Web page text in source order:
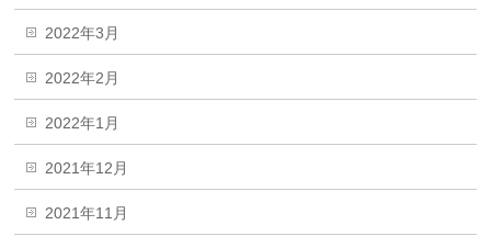
2022年3月
2022年2月
2022年1月
2021年12月
2021年11月